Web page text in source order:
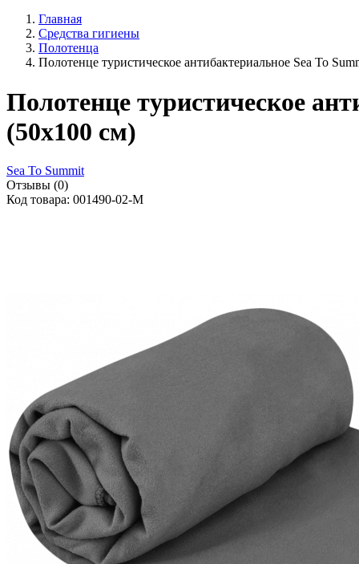
Главная
Средства гигиены
Полотенца
Полотенце туристическое антибактериальное Sea To
Полотенце туристическое
(50x100 см)
Sea To Summit
Отзывы (0)
Код товара: 001490-02-M